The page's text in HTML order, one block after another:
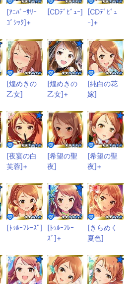
[ｱﾆﾊﾞｰｻﾘｰ
ｺﾞｼｯｸ]+
[CDﾃﾞﾋﾞｭｰ]
[CDﾃﾞﾋﾞｭ
ｰ]+
[煌めきの
乙女]
[煌めきの
乙女]+
[純白の花
嫁]
[夜宴の白
芙蓉]+
[希望の聖
夜]
[希望の聖
夜]+
[ﾄｩﾙｰﾌﾚｰｽﾞ]
[ﾄｩﾙｰﾌﾚｰ
ｽﾞ]+
[きらめく
夏色]